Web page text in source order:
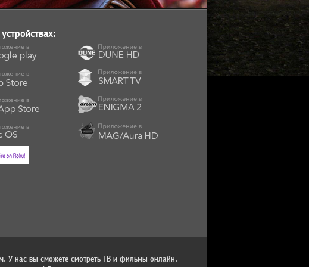
У нас вы сможете смотреть ТВ и фильмы онлайн.